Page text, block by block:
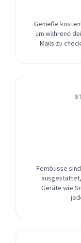
Genieße
um während
Mails zu
Fernbusse
Geräte wie